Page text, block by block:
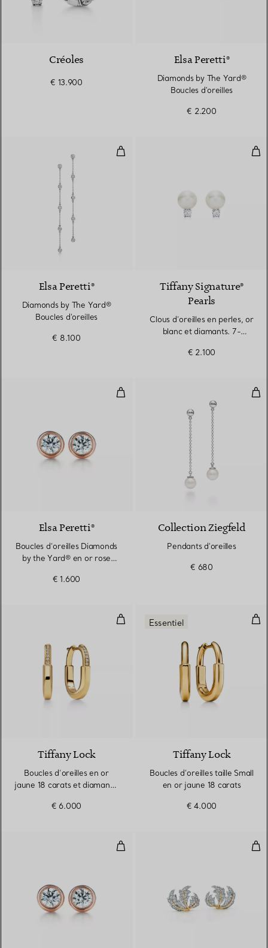
Créoles
€ 13.900
Elsa Peretti®
Diamonds by The Yard®
Boucles d'oreilles
€ 2.200
Diamonds by The Yard®
Elsa Peretti®
Diamonds by The Yard®
Boucles d'oreilles
€ 8.100
Tiffany Signature®
Pearls
Clous d’oreilles en perles, or
blanc et diamants. 7-
€ 2.100
Boucles d’oreilles Diamonds by
Elsa Peretti®
Boucles d’oreilles Diamonds
by the Yard® en or rose
€ 1.600
Collection Ziegfeld
Pendants d'oreilles
€ 680
Boucles d’oreilles en or jaune
Tiffany Lock
Boucles d’oreilles en or
jaune 18 carats et diamants.
€ 6.000
Essentiel
Tiffany Lock
Boucles d’oreilles taille Small
en or jaune 18 carats
€ 4.000
Boucles d’oreilles Diamonds by